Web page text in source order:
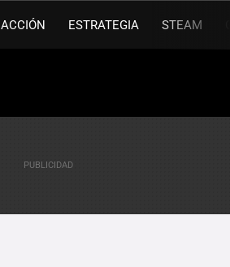
ACCIÓN ESTRATEGIA STEAM